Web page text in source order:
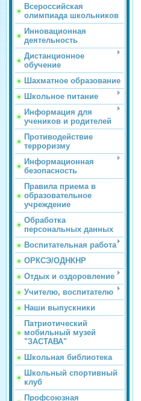
Всероссийская
олимпиада школьников
Инновационная
деятельность
Дистанционное
обучение
Шахматное образование
Школьное питание
Информация для
учеников и родителей
Противодействие
терроризму
Информационная
безопасность
Правила приема в
образовательное
учреждение
Обработка
персональных данных
Воспитательная работа
ОРКСЭ/ОДНКНР
Отдых и оздоровление
Учителю, воспитателю
Наши выпускники
Патриотический
мобильный музей
"ЗАСТАВА"
Школьная библиотека
Школьный спортивный
клуб
Профсоюзная